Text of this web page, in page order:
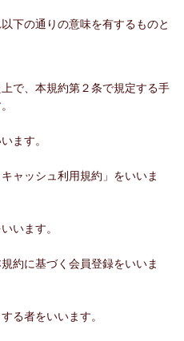
下の通りの意味を有するものと
で、本規約第２条で規定する手
ます。
ャッシュ利用規約」をいいま
います。
約に基づく会員登録をいいま
る者をいいます。